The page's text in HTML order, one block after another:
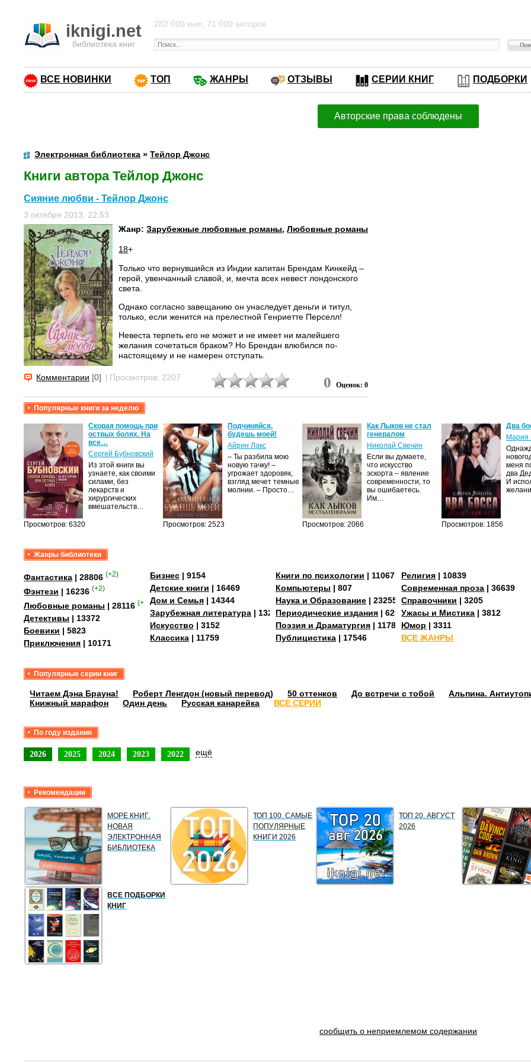
iknigi.net
библиотека книг
282 000 книг, 71 000 авторов
ВСЕ НОВИНКИ ТОП ЖАНРЫ ОТЗЫВЫ СЕРИИ КНИГ ПОДБОРКИ
Авторские права соблюдены
Электронная библиотека »Тейлор Джонс
Книги автора Тейлор Джонс
Сияние любви - Тейлор Джонс
3 октября 2013, 22:53
Жанр:Зарубежные любовные романы,Любовные романы
18+
Только что вернувшийся из Индии капитан Брендам Кинкейд –
герой, увенчанный славой, и, мечта всех невест лондонского
света.
Однако согласно завещанию он унаследует деньги и титул,
только, если женится на прелестной Генриетте Перселл!
Невеста терпеть его не может и не имеет ни малейшего
желания сочетаться браком? Но Брендан влюбился по-
настоящему и не намерен отступать.
Впрочем, в любви, как и на войне, хороши все средства.
Комментарии [0] | Просмотров: 2207 0 Оценок: 0
Популярные книги за неделю
Просмотров: 6320
Скорая помощь при
острых болях. На
все…
Сергей Бубновский
Из этой книги вы
узнаете, как своими
силами, без
лекарств и
хирургических
вмешательств…
Просмотров: 2523
Подчиняйся,
будешь моей!
Айрин Лакс
– Ты разбила мою
новую тачку! –
угрожает здоровяк,
взгляд мечет темные
молнии. – Просто…
Просмотров: 2066
Как Лыков не стал
генералом
Николай Свечин
Если вы думаете,
что искусство
эскорта – явление
современности, то
вы ошибаетесь.
Им…
Просмотров: 1856
Два
Мария
меня
два
И
Жанры библиотеки
Фантастика | 28806 (+2)
Фэнтези | 16236 (+2)
Любовные романы | 28116 (+4)
Детективы | 13372
Боевики | 5823
Приключения | 10171
Бизнес| 9154
Детские книги | 16469
Дом и Семья| 14344
Зарубежная литература| 13273
Искусство | 3152
Классика| 11759
Книги по психологии | 11067
Компьютеры | 807
Наука и Образование | 23255
Периодические издания | 629
Поэзия и Драматургия | 11784
Публицистика | 17546
Религия | 10839
Современная проза | 36639
Справочники | 3205
Ужасы и Мистика | 3812
Юмор | 3311
ВСЕ ЖАНРЫ
Популярные серии книг
Читаем Дэна Брауна! Роберт Ленгдон (новый перевод) 50 оттенков До встречи с тобой
Альпина.
Книжный марафон
Один день Русская канарейка ВСЕ СЕРИИ
По году издания
2026 2025 2024 2023 2022 ещё
Рекомендации
МОРЕ КНИГ.
НОВАЯ
ЭЛЕКТРОННАЯ
БИБЛИОТЕКА
ТОП 100. САМЫЕ
ПОПУЛЯРНЫЕ
КНИГИ 2026
ТОП 20. АВГУСТ
2026
ВСЕ ПОДБОРКИ
КНИГ
сообщить о неприемлемом содержании